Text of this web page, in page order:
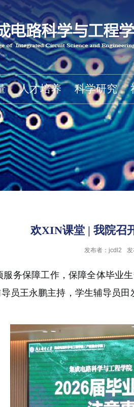
人才培养 科学研究
欢XIN课堂 | 我院召
发布者：jcdl2
服务保障工作，保障全体毕业
员王永鹏主持，学生辅导员